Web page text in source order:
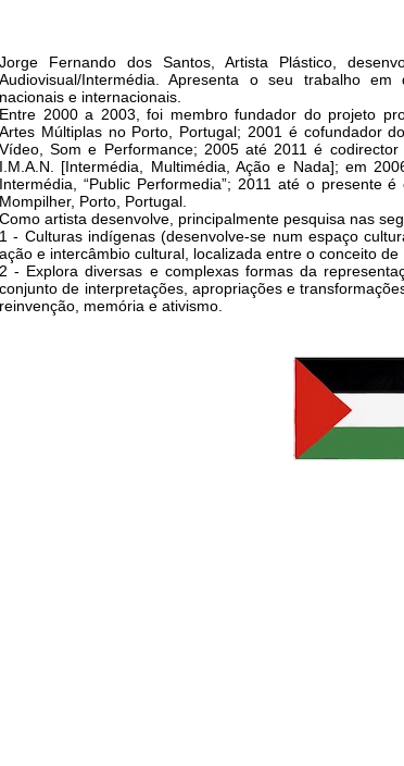
Jorge Fernando dos Santos, Artista Plástico,
Audiovisual/Intermédia. Apresenta o seu trabalho
nacionais e internacionais.
Entre 2000 a 2003, foi membro fundador do projeto
Artes Múltiplas no Porto, Portugal; 2001 é cofundador
Vídeo, Som e Performance; 2005 até 2011 é
I.M.A.N. [Intermédia, Multimédia, Ação e Nada]; em
Intermédia, “Public Performedia”; 2011 até o presente
Mompilher, Porto, Portugal.
Como artista desenvolve, principalmente pesquisa nas
1 - Culturas indígenas (desenvolve-se num espaço
ação e intercâmbio cultural, localizada entre o conceito
2 - Explora diversas e complexas formas da
conjunto de interpretações, apropriações e
reinvenção, memória e ativismo.